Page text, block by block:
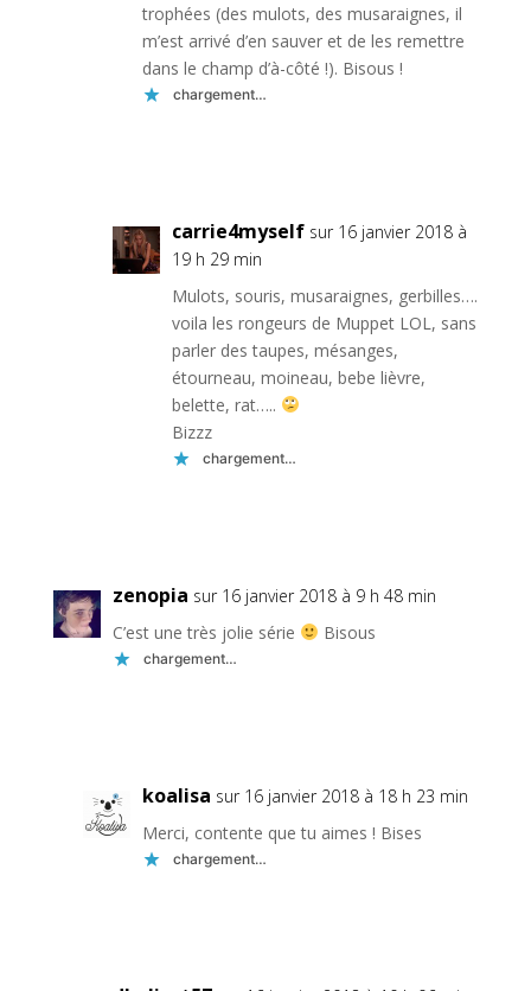
trophées (des mulots, des musaraignes, il
m’est arrivé d’en sauver et de les remettre
dans le champ d’à-côté !). Bisous !
chargement…
carrie4myself sur 16 janvier 2018 à
19 h 29 min
Mulots, souris, musaraignes, gerbilles….
voila les rongeurs de Muppet LOL, sans
parler des taupes, mésanges,
étourneau, moineau, bebe lièvre,
belette, rat…..
Bizzz
chargement…
zenopia sur 16 janvier 2018 à 9 h 48 min
C’est une très jolie série
Bisous
chargement…
koalisa sur 16 janvier 2018 à 18 h 23 min
Merci, contente que tu aimes ! Bises
chargement…